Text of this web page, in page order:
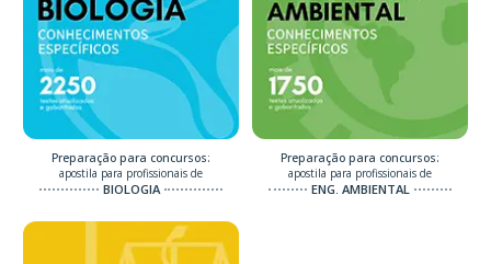
Preparação para concursos:
apostila para profissionais de
BIOLOGIA
Preparação para concursos:
apostila para profissionais de
ENG. AMBIENTAL